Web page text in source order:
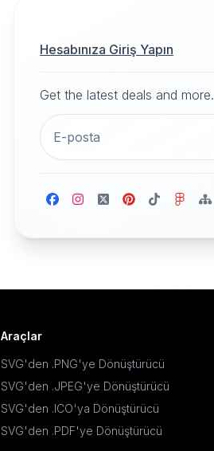
Hesabınıza Giriş Yapın
Get the latest deals and more.
Araçlar
SVG'den .PNG'ye Dönüştürücü
SVG'den .JPEG'ye Dönüştürücü
SVG'den .ICO'ya Dönüştürücü
SVG'den .PDF'ye Dönüştürücü